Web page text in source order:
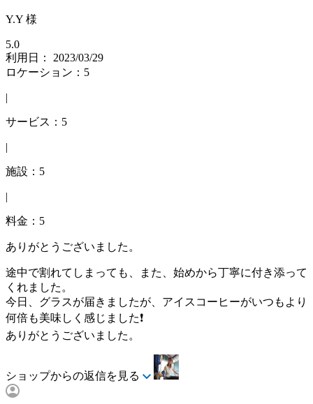
Y.Y 様
5.0
利用日： 2023/03/29
ロケーション：5
|
サービス：5
|
施設：5
|
料金：5
ありがとうございました。
途中で割れてしまっても、また、始めから丁寧に付き添って
くれました。
今日、グラスが届きましたが、アイスコーヒーがいつもより
何倍も美味しく感じました❗️
ありがとうございました。
ショップからの返信を見る